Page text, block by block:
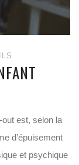
out est, selon la
d’épuisement
et psychique